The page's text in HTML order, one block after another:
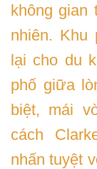
không gian
nhiên. Khu
lại cho du
phố giữa
biệt, mái
cách
nhấn tuyệt